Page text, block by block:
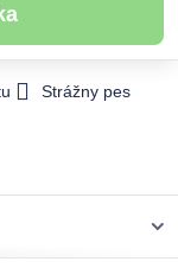
Strážny pes